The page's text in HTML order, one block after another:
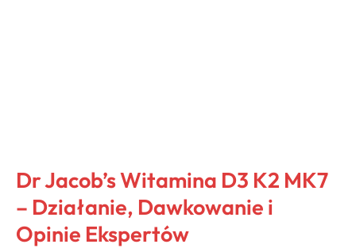
Dr Jacob’s Witamina D3 K2 MK7
– Działanie, Dawkowanie i
Opinie Ekspertów